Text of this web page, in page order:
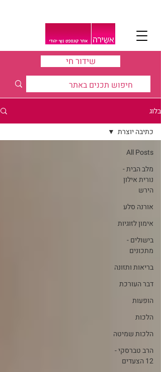
שידור חי
בלוג
All Posts
מלב הבית -
נורית אילון
הירש
אורנה סלע
אימון לזוגיות
בישולים -
מתכונים
בריאות ותזונה
דבר העורכת
הופעות
הלכות
הלכות שמיטה
הרב טברסקי -
12 הצעדים
כתיבה יוצרת